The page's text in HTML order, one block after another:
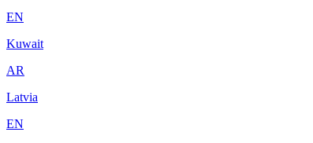
EN
Kuwait
AR
Latvia
EN